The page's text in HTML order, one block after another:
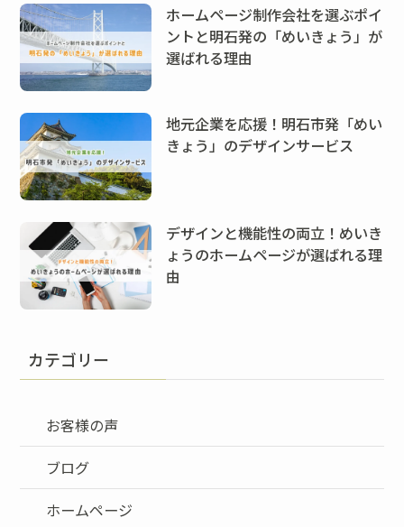
ホームページ制作会社を選ぶポイ
ントと明石発の「めいきょう」が
選ばれる理由
地元企業を応援！明石市発「めい
きょう」のデザインサービス
デザインと機能性の両立！めいき
ょうのホームページが選ばれる理
由
カテゴリー
お客様の声
ブログ
ホームページ